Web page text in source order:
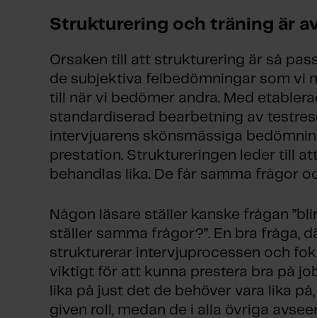
Strukturering och träning är
Orsaken till att strukturering är så
de subjektiva felbedömningar som vi
till när vi bedömer andra. Med
standardiserad bearbetning av
intervjuarens skönsmässiga
prestation. Struktureringen leder till
behandlas lika. De får samma frågor
Någon läsare ställer kanske frågan
ställer samma frågor?”. En bra fråga,
strukturerar intervjuprocessen och
viktigt för att kunna prestera bra på
lika på just det de behöver vara lika
given roll, medan de i alla övriga